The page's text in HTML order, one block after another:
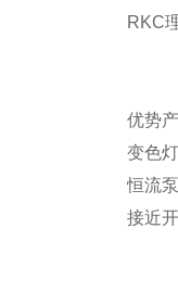
RKC
优势
变色
恒流
接近